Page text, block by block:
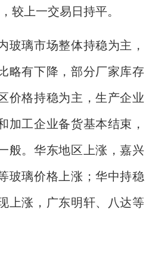
较上一交易日持平。
璃市场整体持稳为主，
略有下降，部分厂家库存
价格持稳为主，生产企业
加工企业备货基本结束，
般。华东地区上涨，嘉兴
玻璃价格上涨；华中持稳
上涨，广东明轩、八达等